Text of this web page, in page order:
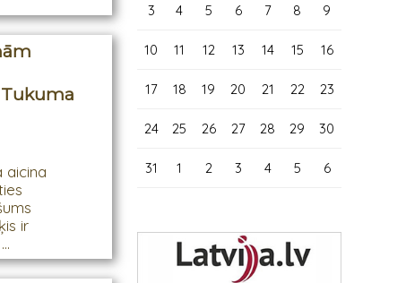
Tukuma
aicina
ir
3 4 5 6 7 8 9
10 11 12 13 14 15 16
17 18 19 20 21 22 23
24 25 26 27 28 29 30
31 1 2 3 4 5 6